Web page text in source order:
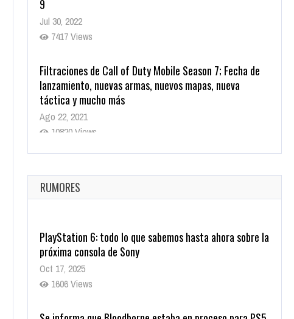
9
Jul 30, 2022
7417 Views
Filtraciones de Call of Duty Mobile Season 7; Fecha de
lanzamiento, nuevas armas, nuevos mapas, nueva
táctica y mucho más
Ago 22, 2021
10820 Views
La configuración de Call of Duty 2021 aparentemente
Ago 8, 2021
10005 Views
RUMORES
PlayStation 6: todo lo que sabemos hasta ahora sobre la
próxima consola de Sony
Oct 17, 2025
1606 Views